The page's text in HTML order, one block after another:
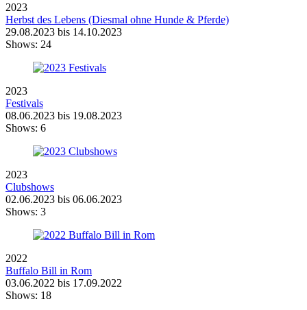
2023
Herbst des Lebens (Diesmal ohne Hunde & Pferde)
29.08.2023 bis 14.10.2023
Shows: 24
2023
Festivals
08.06.2023 bis 19.08.2023
Shows: 6
2023
Clubshows
02.06.2023 bis 06.06.2023
Shows: 3
2022
Buffalo Bill in Rom
03.06.2022 bis 17.09.2022
Shows: 18